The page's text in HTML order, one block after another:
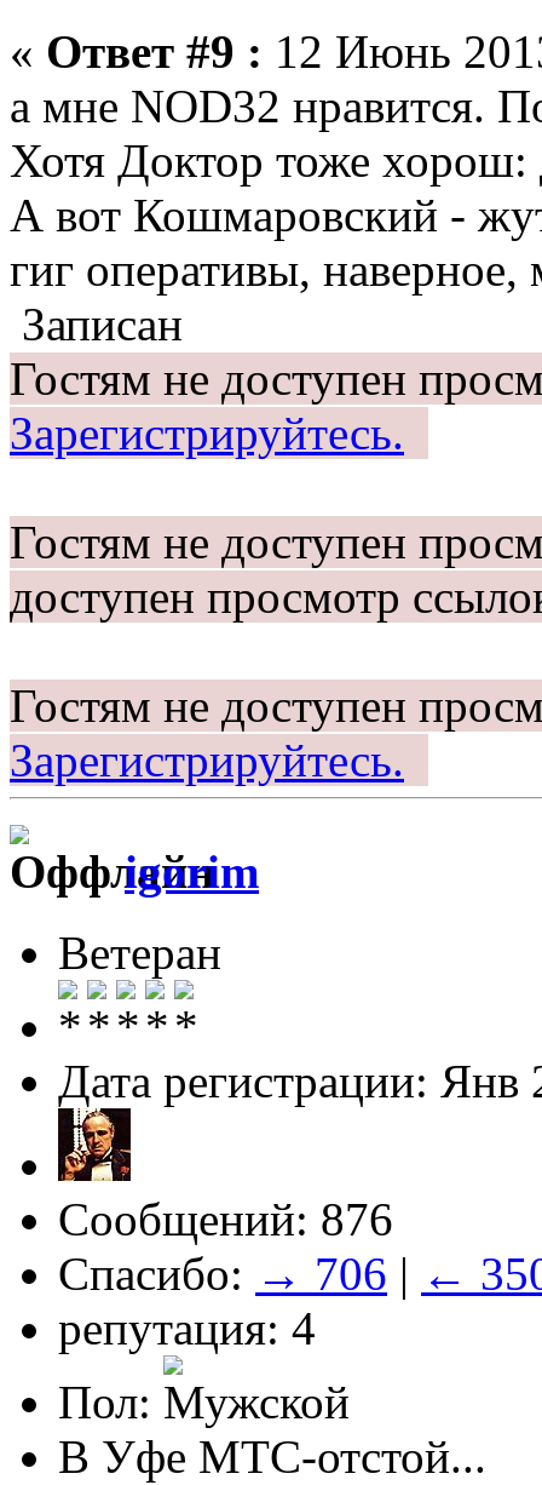
« Ответ #9 : 12 Июнь
а мне NOD32 нравится.
Хотя Доктор тоже хорош:
А вот Кошмаровский -
гиг оперативы, наверное,
Записан
Гостям не доступен
Зарегистрируйтесь.
Гостям не доступен
доступен просмотр
Гостям не доступен
Зарегистрируйтесь.
igorim
Ветеран
Дата регистрации: Янв
Сообщений: 876
Спасибо: → 706 | ←
репутация: 4
Пол:
В Уфе МТС-отстой...